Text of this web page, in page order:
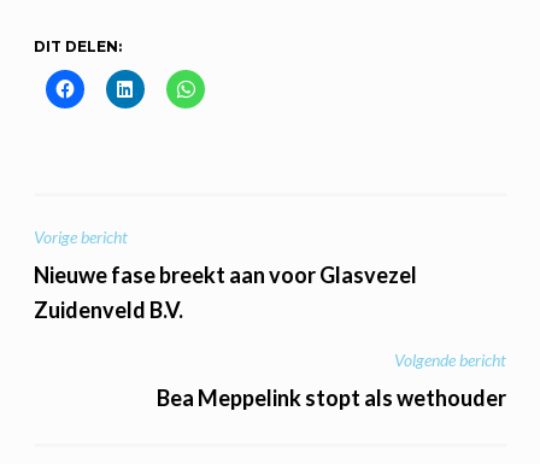
DIT DELEN:
BERICHT
NAVIGATIE
Vorige bericht
Nieuwe fase breekt aan voor Glasvezel
Zuidenveld B.V.
Volgende bericht
Bea Meppelink stopt als wethouder